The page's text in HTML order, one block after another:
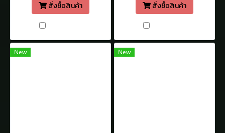
สั่งซื้อสินค้า
สั่งซื้อสินค้า
New New